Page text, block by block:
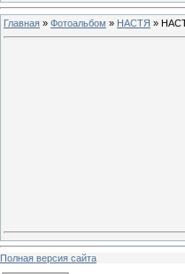
Главная » Фотоальбом » НАСТЯ »
Полная версия сайта